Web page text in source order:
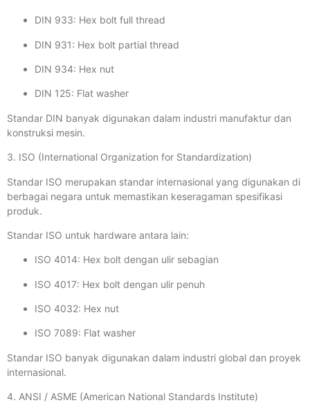
DIN 933: Hex bolt full thread
DIN 931: Hex bolt partial thread
DIN 934: Hex nut
DIN 125: Flat washer
Standar DIN banyak digunakan dalam industri manufaktur dan
konstruksi mesin.
3. ISO (International Organization for Standardization)
Standar ISO merupakan standar internasional yang digunakan di
berbagai negara untuk memastikan keseragaman spesifikasi
produk.
Standar ISO untuk hardware antara lain:
ISO 4014: Hex bolt dengan ulir sebagian
ISO 4017: Hex bolt dengan ulir penuh
ISO 4032: Hex nut
ISO 7089: Flat washer
Standar ISO banyak digunakan dalam industri global dan proyek
internasional.
4. ANSI / ASME (American National Standards Institute)